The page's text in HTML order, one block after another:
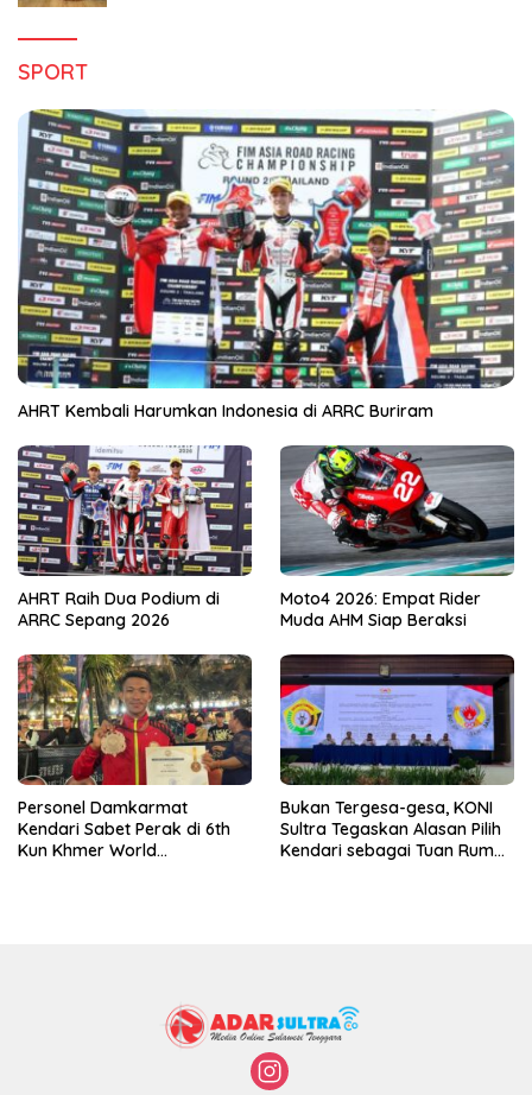
SPORT
AHRT Kembali Harumkan Indonesia di ARRC Buriram
AHRT Raih Dua Podium di
ARRC Sepang 2026
Moto4 2026: Empat Rider
Muda AHM Siap Beraksi
Personel Damkarmat
Kendari Sabet Perak di 6th
Kun Khmer World
Bukan Tergesa-gesa, KONI
Sultra Tegaskan Alasan Pilih
Kendari sebagai Tuan Rumah